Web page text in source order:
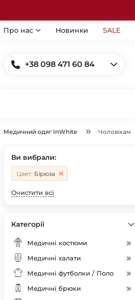
Про нас Новинки SALE
+38 098 471 60 84
Медичний одяг InWhite Чоловікам
Ви вибрали:
Цвет: Бірюза
Очистити всі
Категорії
Медичні костюми
Медичні халати
Медичні футболки / Поло
Медичні брюки